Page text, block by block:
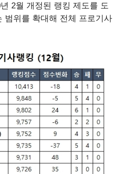
2월 개정된 랭킹 제도를 도
범위를 확대해 전체 프로기사